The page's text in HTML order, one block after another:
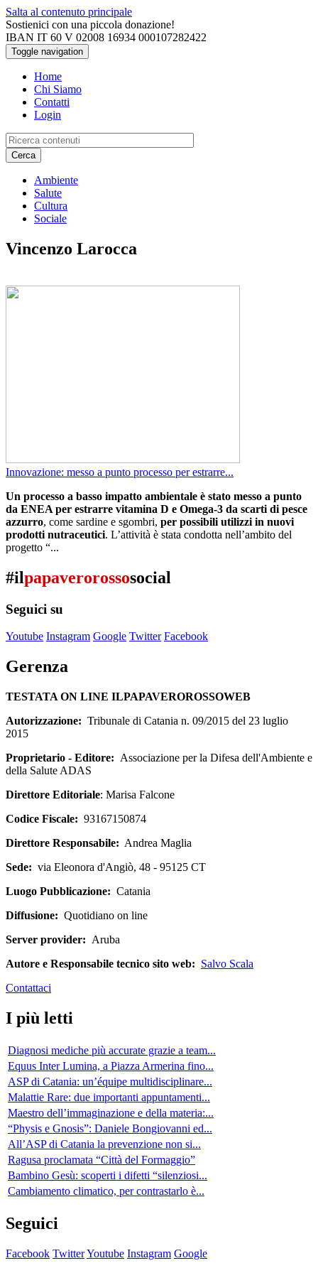
Salta al contenuto principale
Sostienici con una piccola donazione!
IBAN IT 60 V 02008 16934 000107282422
Toggle navigation
Home
Chi Siamo
Contatti
Login
Cerca
Ambiente
Salute
Cultura
Sociale
Vincenzo Larocca
Innovazione: messo a punto processo per estrarre...
Un processo a basso impatto ambientale è stato messo a punto
da ENEA per estrarre vitamina D e Omega-3 da scarti di pesce
azzurro, come sardine e sgombri, per possibili utilizzi in nuovi
prodotti nutraceutici. L’attività è stata condotta nell’ambito del
progetto “...
#ilpapaverorossosocial
Seguici su
Youtube Instagram Google Twitter Facebook
Gerenza
TESTATA ON LINE ILPAPAVEROROSSOWEB
Autorizzazione: Tribunale di Catania n. 09/2015 del 23 luglio
2015
Proprietario - Editore: Associazione per la Difesa dell'Ambiente e
della Salute ADAS
Direttore Editoriale: Marisa Falcone
Codice Fiscale: 93167150874
Direttore Responsabile: Andrea Maglia
Sede: via Eleonora d'Angiò, 48 - 95125 CT
Luogo Pubblicazione: Catania
Diffusione: Quotidiano on line
Server provider: Aruba
Autore e Responsabile tecnico sito web: Salvo Scala
Contattaci
I più letti
Diagnosi mediche più accurate grazie a team...
Equus Inter Lumina, a Piazza Armerina fino...
ASP di Catania: un’équipe multidisciplinare...
Malattie Rare: due importanti appuntamenti...
Maestro dell’immaginazione e della materia:...
“Physis e Gnosis”: Daniele Bongiovanni ed...
All’ASP di Catania la prevenzione non si...
Ragusa proclamata “Città del Formaggio”
Bambino Gesù: scoperti i difetti “silenziosi...
Cambiamento climatico, per contrastarlo è...
Seguici
Facebook TwitterYoutube Instagram Google